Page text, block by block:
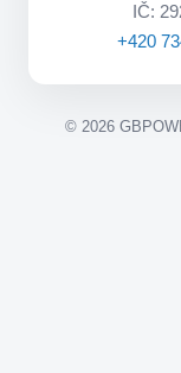
IČ:
+420
© 2026